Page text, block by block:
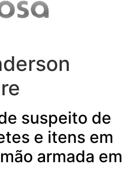
suspeito de
e itens em
armada em